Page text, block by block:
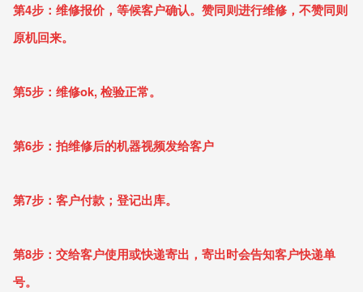
第4步：维修报价，等候客户确认。赞同则进行维修，不赞同则
原机回来。
第5步：维修ok, 检验正常。
第6步：拍维修后的机器视频发给客户
第7步：客户付款；登记出库。
第8步：交给客户使用或快递寄出，寄出时会告知客户快递单
号。